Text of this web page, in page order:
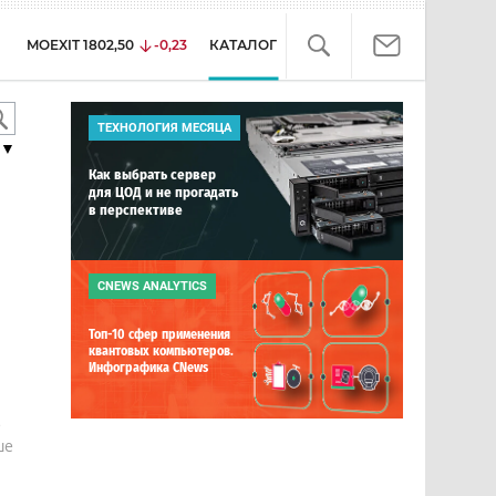
MOEXIT 1802,50 -0,23 КАТАЛОГ
ТЕХНОЛОГИЯ МЕСЯЦА
Как выбрать сервер
для ЦОД и не прогадать
в перспективе
CNEWS ANALYTICS
Топ-10 сфер применения
квантовых компьютеров.
Инфографика CNews